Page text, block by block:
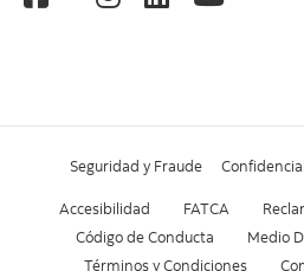
Seguridad y Fraude
Accesibilidad FATCA
Código de Conducta
Medio
Términos y Condiciones